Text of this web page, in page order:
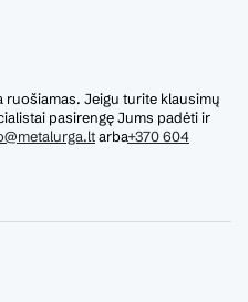
Jeigu turite klausimų
pasirengę Jums padėti ir
arba+370 604